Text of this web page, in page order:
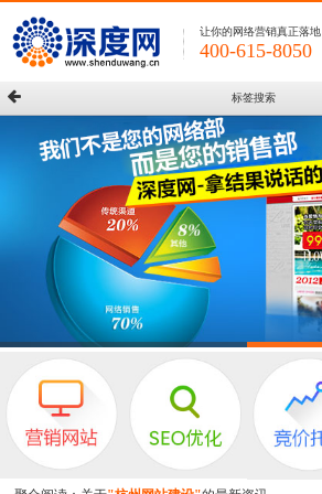
让你的网络营销真正落地
400-615-8050
标签搜索